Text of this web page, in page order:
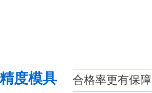
度模具 合格率更有保障